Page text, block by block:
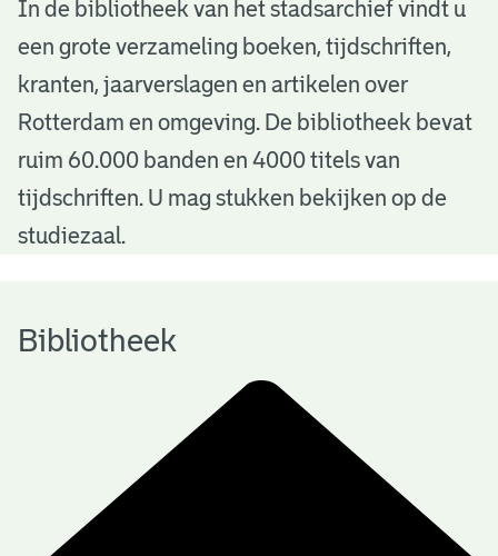
B
b
o
h
In de bibliotheek van het stadsarchief vindt u
een grote verzameling boeken, tijdschriften,
kranten, jaarverslagen en artikelen over
Rotterdam en omgeving. De bibliotheek bevat
ruim 60.000 banden en 4000 titels van
tijdschriften. U mag stukken bekijken op de
studiezaal.
Bibliotheek